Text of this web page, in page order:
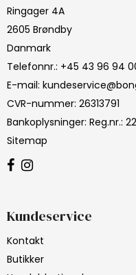
Ringager 4A
2605 Brøndby
Danmark
Telefonnr.: +45 43 96 94
E-mail:
CVR-nummer: 26313791
Bankoplysninger: Reg.nr.:
Sitemap
Kundeservice
Kontakt
Butikker